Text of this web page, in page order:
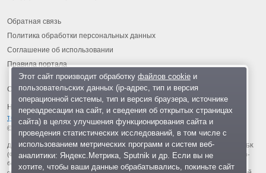
Обратная связь
Политика обработки персональных данных
Соглашение об использовании
Правила портала
На информационном ресурсе применяются рекомендательные
технологии
© 2013-2026 «ОИНФО»,
сделано в Одинцово
Для читателей: В России признаны экстремистскими и запрещены организации ФБК
(Фонд борьбы с коррупцией, признан иноагентом), Штабы Навального, «Национал-
большевистская партия», «Свидетели Иеговы», «Армия воли народа», «Русский
Этот сайт производит обработку файлов cookieи
пользовательских данных (ip-адрес, тип и версия
операционной системы, тип и версия браузера, источнике
переадресации на сайт, и сведения об открытых страницах
сайта) в целях улучшения функционирования сайта и
проведения статистических исследований, в том числе с
использованием метрических программ и систем веб-
аналитики: Яндекс.Метрика, Sputnik и др. Если вы не
хотите, чтобы ваши данные обрабатывались, покиньте сайт